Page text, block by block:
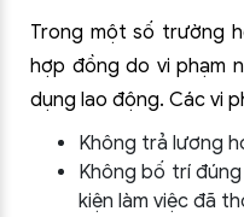
Trong một số trường
hợp đồng do vi phạm
dụng lao động. Các vi
Không trả lương
Không bố trí
kiện làm việc đã